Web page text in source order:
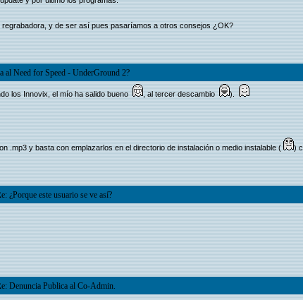
y de ser así pues pasaríamos a otros consejos ¿OK?
al Need for Speed - UnderGround 2?
los Innovix, el mío ha salido bueno , al tercer descambio ).
.mp3 y basta con emplazarlos en el directorio de instalación o medio instalable (
)
¿Porque este usuario se ve así?
Denuncia Publica al Co-Admin.